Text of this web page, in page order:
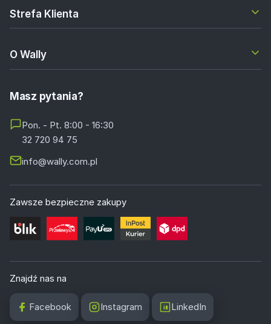
Strefa Klienta
O Wally
Masz pytania?
Pon. - Pt. 8:00 - 16:30
32 720 94 75
info@wally.com.pl
Zawsze bezpieczne zakupy
Znajdź nas na
Facebook Instagram LinkedIn